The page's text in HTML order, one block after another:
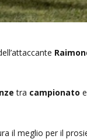
tra campionato e
il meglio per il